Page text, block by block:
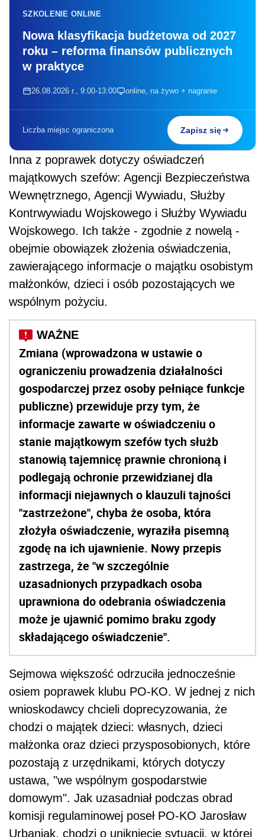
majątkowych szefów: Agencji Bezpieczeństwa
Wewnętrznego, Agencji Wywiadu, Służby
Kontrwywiadu Wojskowego i Służby Wywiadu
Wojskowego. Ich także - zgodnie z nowelą -
obejmie obowiązek złożenia oświadczenia,
zawierającego informacje o majątku osobistym
małżonków, dzieci i osób pozostających we
wspólnym pożyciu.
Zmiana (wprowadzona w ustawie o
ograniczeniu prowadzenia działalności
gospodarczej przez osoby pełniące funkcje
publiczne) przewiduje przy tym, że
informacje zawarte w oświadczeniu o
stanie majątkowym szefów tych służb
stanowią tajemnicę prawnie chronioną i
podlegają ochronie przewidzianej dla
informacji niejawnych o klauzuli tajności
"zastrzeżone", chyba że osoba, która
złożyła oświadczenie, wyraziła pisemną
zgodę na ich ujawnienie. Nowy przepis
zastrzega, że "w szczególnie
uzasadnionych przypadkach osoba
uprawniona do odebrania oświadczenia
może je ujawnić pomimo braku zgody
składającego oświadczenie".
Sejmowa większość odrzuciła jednocześnie
osiem poprawek klubu PO-KO. W jednej z nich
wnioskodawcy chcieli doprecyzowania, że
chodzi o majątek dzieci: własnych, dzieci
małżonka oraz dzieci przysposobionych, które
pozostają z urzędnikami, których dotyczy
ustawa, "we wspólnym gospodarstwie
domowym". Jak uzasadniał podczas obrad
komisji regulaminowej poseł PO-KO Jarosław
Urbaniak, chodzi o uniknięcie sytuacji, w której
urzędnicypaństwowi zmuszeni byliby ujawniać
majątek np. dzieci, z którymi nie utrzymują
kontaktów.
Przygotowanie ustawy, na podstawie której
ujawnione byłyby majątki – i ich źródła -
współmałżonków polityków, osób
pozostających we wspólnym pożyciu oraz ich
dorosłych dzieci, zapowiedział pod koniec maja